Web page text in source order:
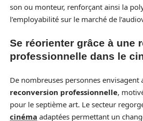
son ou monteur, renforçant ainsi la
l’employabilité sur le marché de
Se réorienter grâce à une
professionnelle dans le
De nombreuses personnes envisagent
reconversion professionnelle,
pour le septième art. Le secteur
cinéma adaptées permettant un